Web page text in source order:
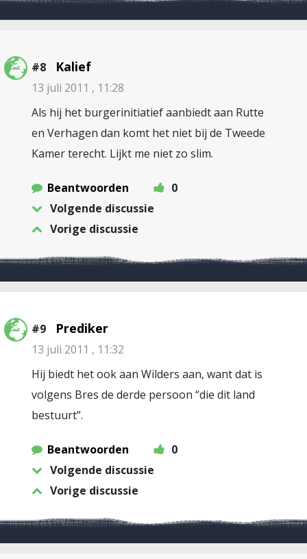
#8 Kalief
13 juli 2011 , 11:28
Als hij het burgerinitiatief aanbiedt aan Rutte
en Verhagen dan komt het niet bij de Tweede
Kamer terecht. Lijkt me niet zo slim.
Beantwoorden
0
Volgende discussie
Vorige discussie
#9 Prediker
13 juli 2011 , 11:32
Hij biedt het ook aan Wilders aan, want dat is
volgens Bres de derde persoon “die dit land
bestuurt”.
Beantwoorden
0
Volgende discussie
Vorige discussie